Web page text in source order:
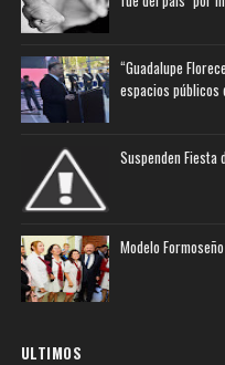
“Guadalupe
espacios
Suspenden Fiesta
Modelo
ULTIMOS